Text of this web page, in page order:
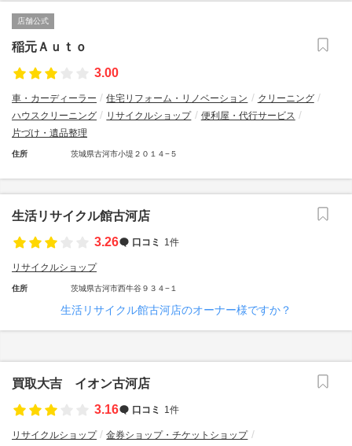
店舗公式
稲元Ａｕｔｏ
3.00
車・カーディーラー 住宅リフォーム・リノベーション
クリーニング
ハウスクリーニング
リサイクルショップ
便利屋・代行サービス
片づけ・遺品整理
住所 茨城県古河市小堤２０１４−５
生活リサイクル館古河店
3.26
口コミ 1件
リサイクルショップ
住所 茨城県古河市西牛谷９３４−１
生活リサイクル館古河店のオーナー様ですか？
買取大吉 イオン古河店
3.16
口コミ 1件
リサイクルショップ 金券ショップ・チケットショップ